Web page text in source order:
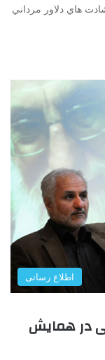
هاي دلاور مرداني
اطلاع رسانی
در همایش